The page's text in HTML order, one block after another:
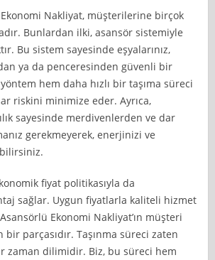
Nakliyat, müşterilerine birçok
Bunlardan ilki, asansör sistemiyle
Bu sistem sayesinde eşyalarınız,
ya da penceresinden güvenli bir
hem daha hızlı bir taşıma süreci
riskini minimize eder. Ayrıca,
sayesinde merdivenlerden ve dar
gerekmeyerek, enerjinizi ve
fiyat politikasıyla da
sağlar. Uygun fiyatlarla kaliteli hizmet
Ekonomi Nakliyat’ın müşteri
bir parçasıdır. Taşınma süreci zaten
zaman dilimidir. Biz, bu süreci hem